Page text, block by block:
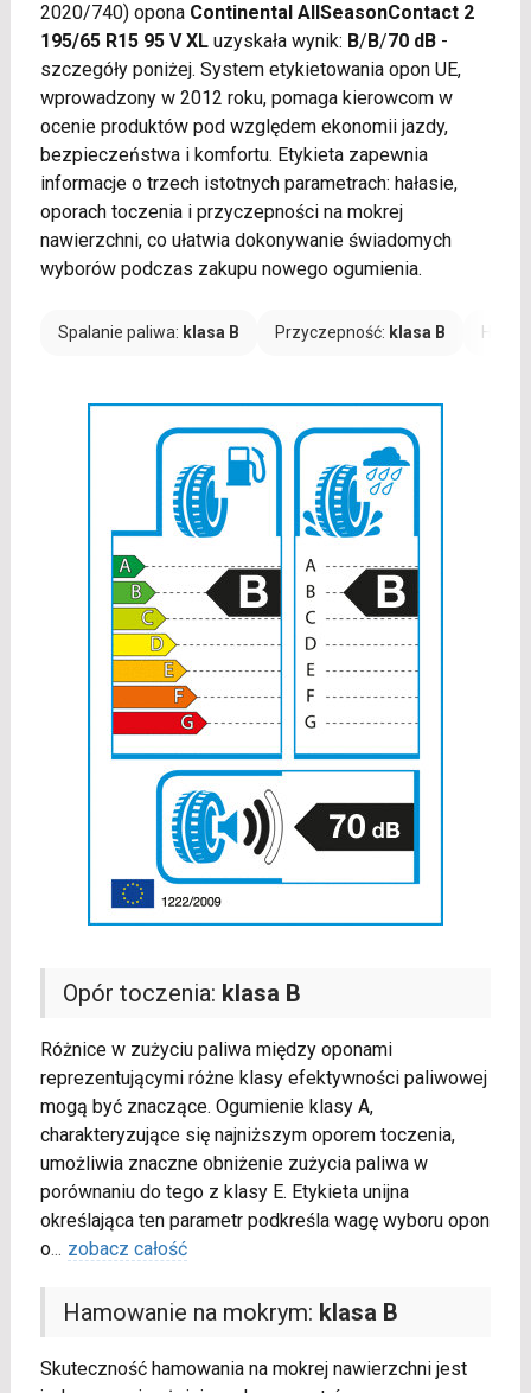
2020/740) opona Continental AllSeasonContact 2
195/65 R15 95 V XLuzyskała wynik: B/B/70 dB-
szczegóły poniżej. System etykietowania opon UE,
wprowadzony w 2012 roku, pomaga kierowcom w
ocenie produktów pod względem ekonomii jazdy,
bezpieczeństwa i komfortu. Etykieta zapewnia
informacje o trzech istotnych parametrach: hałasie,
oporach toczenia i przyczepności na mokrej
nawierzchni, co ułatwia dokonywanie świadomych
wyborów podczas zakupu nowego ogumienia.
Spalanie paliwa: klasa B Przyczepność: klasa B Hałas:
Opór toczenia: klasa B
Różnice w zużyciu paliwa między oponami
reprezentującymi różne klasy efektywności paliwowej
mogą być znaczące. Ogumienie klasy A,
charakteryzujące się najniższym oporem toczenia,
umożliwia znaczne obniżenie zużycia paliwa w
porównaniu do tego z klasy E. Etykieta unijna
określająca ten parametr podkreśla wagę wyboru opon
o... zobacz całość
Hamowanie na mokrym: klasa B
Skuteczność hamowania na mokrej nawierzchni jest